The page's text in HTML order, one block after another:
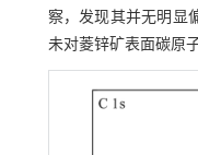
察，发现其并无明显
未对菱锌矿表面碳原